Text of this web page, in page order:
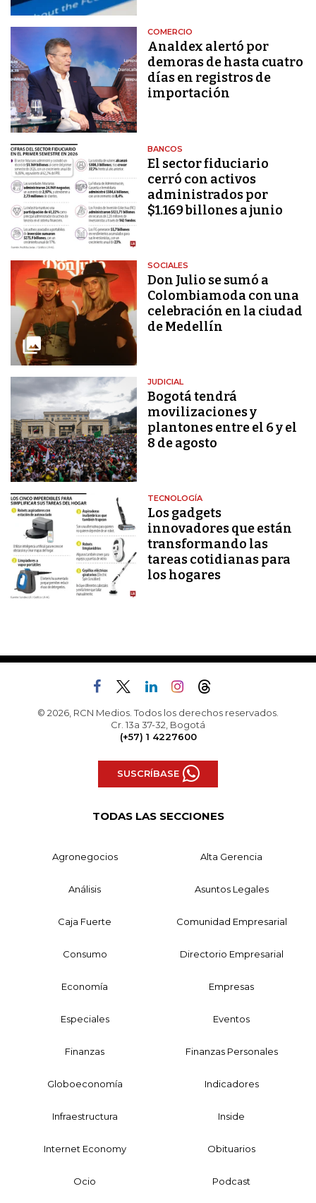
COMERCIO
Analdex alertó por
demoras de hasta cuatro
días en registros de
importación
BANCOS
El sector fiduciario
cerró con activos
administrados por
$1.169 billones a junio
SOCIALES
Don Julio se sumó a
Colombiamoda con una
celebración en la ciudad
de Medellín
JUDICIAL
Bogotá tendrá
movilizaciones y
plantones entre el 6 y el
8 de agosto
TECNOLOGÍA
Los gadgets
innovadores que están
transformando las
tareas cotidianas para
los hogares
© 2026, RCN Medios. Todos los derechos reservados.
Cr. 13a 37-32, Bogotá
(+57) 1 4227600
SUSCRÍBASE
TODAS LAS SECCIONES
Agronegocios Alta Gerencia
Análisis Asuntos Legales
Caja Fuerte Comunidad Empresarial
Consumo Directorio Empresarial
Economía Empresas
Especiales Eventos
Finanzas Finanzas Personales
Globoeconomía Indicadores
Infraestructura Inside
Internet Economy Obituarios
Ocio Podcast